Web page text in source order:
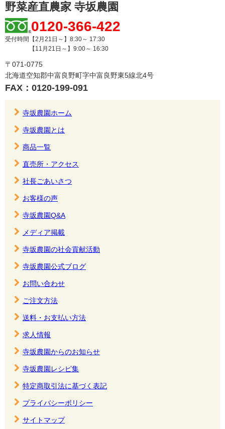
野菜産直農家 寺坂農園
0120-366-422
受付時間【2月21日～】8:30～ 17:30
【11月21日～】9:00～ 16:30
〒071-0775
北海道空知郡中富良野町字中富良野東5線北4号
FAX：0120-199-091
寺坂農園ホーム
寺坂農園とは
商品一覧
直売所・アクセス
社長ごあいさつ
お客様の声
寺坂農園Q&A
メディア掲載
寺坂農園の社会貢献活動
寺坂農園公式ブログ
お問い合わせ
ご注文方法
送料・お支払い方法
求人情報
寺坂農園からのお知らせ
寺坂農園レシピ集
特定商取引法に基づく表記
プライバシーポリシー
サイトマップ